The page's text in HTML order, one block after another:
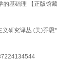
的基础理 【正版馆
研究译丛 (美)乔